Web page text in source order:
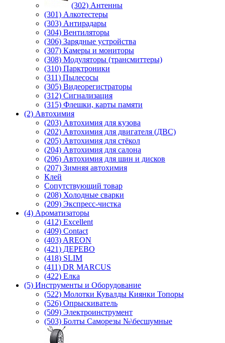
(302) Антенны
(301) Алкотестеры
(303) Антирадары
(304) Вентиляторы
(306) Зарядные устройства
(307) Камеры и мониторы
(308) Модуляторы (трансмиттеры)
(310) Парктроники
(311) Пылесосы
(305) Видеорегистраторы
(312) Сигнализация
(315) Флешки, карты памяти
(2) Автохимия
(203) Автохимия для кузова
(202) Автохимия для двигателя (ДВС)
(205) Автохимия для стёкол
(204) Автохимия для салона
(206) Автохимия для шин и дисков
(207) Зимняя автохимия
Клей
Сопутствующий товар
(208) Холодные сварки
(209) Экспреcс-чистка
(4) Ароматизаторы
(412) Excellent
(409) Contact
(403) AREON
(421) ДЕРЕВО
(418) SLIM
(411) DR MARCUS
(422) Елка
(5) Инструменты и Оборудование
(522) Молотки Кувалды Киянки Топоры
(526) Опрыскиватель
(509) Электроинструмент
(503) Болты Саморезы №\бесшумные